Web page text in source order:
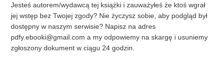
Jesteś autorem/wydawcą tej książki i zauważyłeś że ktoś wgrał
jej wstęp bez Twojej zgody? Nie życzysz sobie, aby podgląd był
dostępny w naszym serwisie? Napisz na adres
pdfy.ebooki@gmail.com a my odpowiemy na skargę i usuniemy
zgłoszony dokument w ciągu 24 godzin.